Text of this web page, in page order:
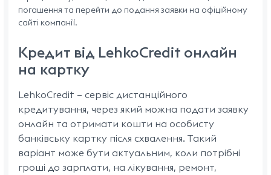
погашення та перейти до подання заявки на офіційному
сайті компанії.
Кредит від LehkoCredit онлайн
на картку
LehkoCredit — сервіс дистанційного
кредитування, через який можна подати заявку
онлайн та отримати кошти на особисту
банківську картку після схвалення. Такий
варіант може бути актуальним, коли потрібні
гроші до зарплати, на лікування, ремонт,